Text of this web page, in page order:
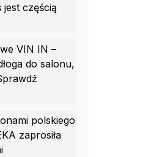
częścią
VIN IN –
do salonu,
polskiego
zaprosiła